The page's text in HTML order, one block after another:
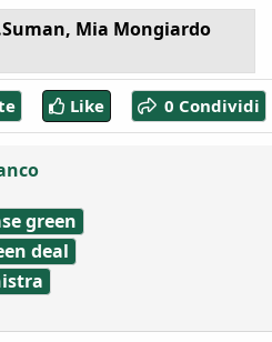
, Mia Mongiardo
Like 0 Condividi
green
deal